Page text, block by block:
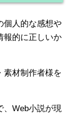
個人的な感想や
報的に正しいか
素材制作者様を
、Web小説が現